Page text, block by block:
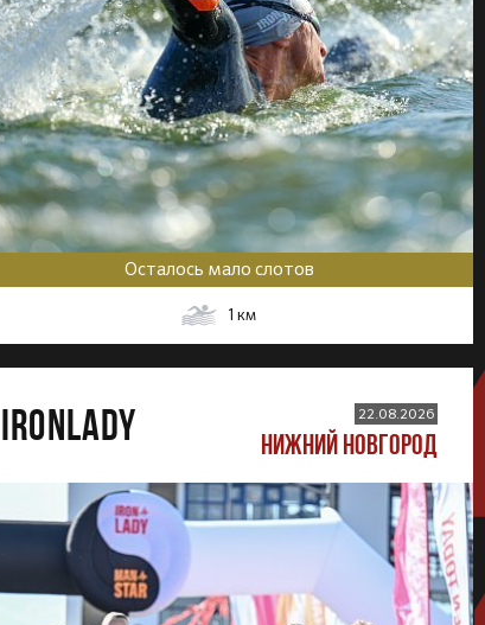
Осталось мало слотов
1км
IRONLADY 22.08.2026
НИЖНИЙ НОВГОРОД